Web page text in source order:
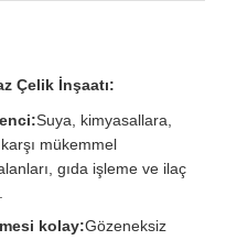
Çelik İnşaatı:
Suya, kimyasallara,
mükemmel
gıda işleme ve ilaç
kolay:Gözeneksiz